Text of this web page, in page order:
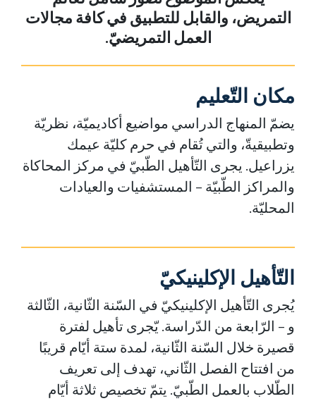
التمريض، والقابل للتطبيق في كافة مجالات
العمل التمريضيّ.
مكان التّعليم
يضمّ المنهاج الدراسي مواضيع أكاديميّة، نظريّة
وتطبيقيةّ، والتي تُقام في حرم كليّة عيمك
يزراعيل. يجرى التّأهيل الطّبيّ في مركز المحاكاة
والمراكز الطّبيّة – المستشفيات والعيادات
المحليّة.
التّأهيل الإكلينيكيّ
يُجرى التّأهيل الإكلينيكيّ في السّنة الثّانية، الثّالثة
و – الرّابعة من الدّراسة. يّجرى تأهيل لفترة
قصيرة خلال السّنة الثّانية، لمدة ستة أيّام قريبًا
من افتتاح الفصل الثّاني، تهدف إلى تعريف
الطّلاب بالعمل الطّبيّ. يتمّ تخصيص ثلاثة أيّام